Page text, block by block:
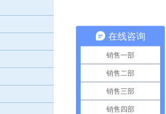
在线咨询
销售一部
销售二部
销售三部
销售四部